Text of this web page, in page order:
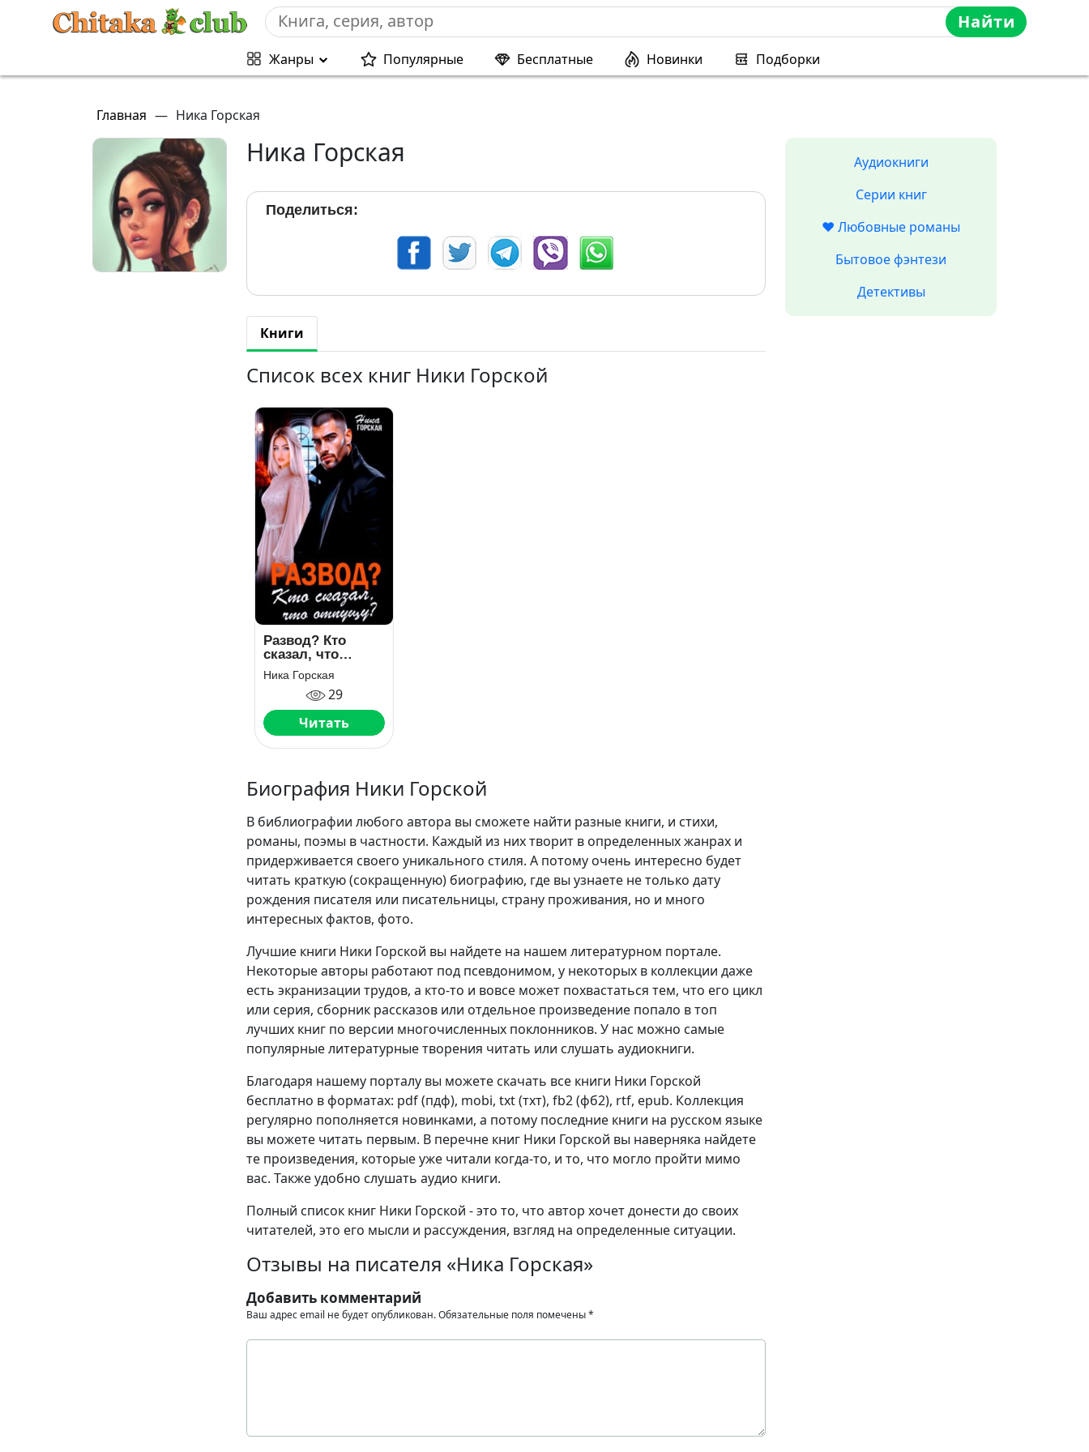
Найти
Жанры Популярные Бесплатные Новинки Подборки
Главная — Ника Горская
Ника Горская
Поделиться:
Книги
Список всех книг Ники Горской
Развод? Кто
сказал, что
отпущу?
Ника Горская
29
Читать
Биография Ники Горской
В библиографии любого автора вы сможете найти разные книги, и стихи,
романы, поэмы в частности. Каждый из них творит в определенных жанрах и
придерживается своего уникального стиля. А потому очень интересно будет
читать краткую (сокращенную) биографию, где вы узнаете не только дату
рождения писателя или писательницы, страну проживания, но и много
интересных фактов, фото.
Лучшие книги Ники Горской вы найдете на нашем литературном портале.
Некоторые авторы работают под псевдонимом, у некоторых в коллекции даже
есть экранизации трудов, а кто-то и вовсе может похвастаться тем, что его цикл
или серия, сборник рассказов или отдельное произведение попало в топ
лучших книг по версии многочисленных поклонников. У нас можно самые
популярные литературные творения читать или слушать аудиокниги.
Благодаря нашему порталу вы можете скачать все книги Ники Горской
бесплатно в форматах: pdf (пдф), mobi, txt (тхт), fb2 (фб2), rtf, epub. Коллекция
регулярно пополняется новинками, а потому последние книги на русском языке
вы можете читать первым. В перечне книг Ники Горской вы наверняка найдете
те произведения, которые уже читали когда-то, и то, что могло пройти мимо
вас. Также удобно слушать аудио книги.
Полный список книг Ники Горской - это то, что автор хочет донести до своих
читателей, это его мысли и рассуждения, взгляд на определенные ситуации.
Отзывы на писателя «Ника Горская»
Добавить комментарий
Ваш адрес email не будет опубликован.Обязательные поля помечены*
Аудиокниги
Серии книг
❤️ Любовные романы
Бытовое фэнтези
Детективы